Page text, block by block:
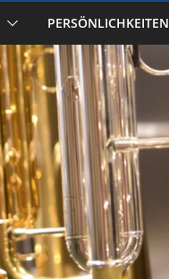
PERSÖNLICHKEITEN